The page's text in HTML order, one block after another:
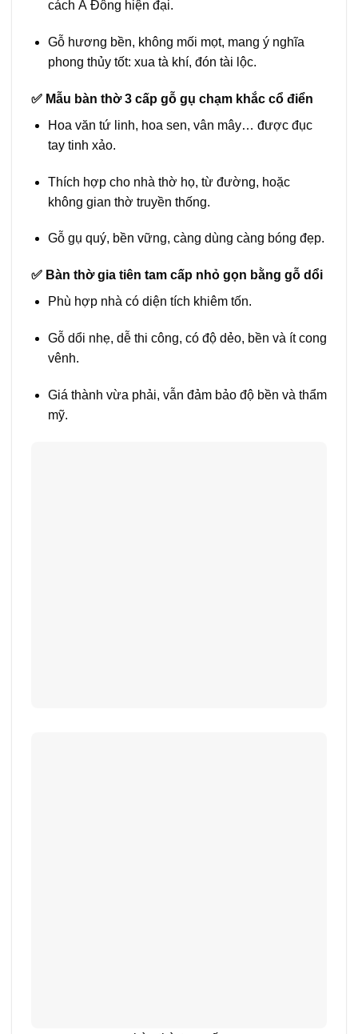
cách Á Đông hiện đại.
Gỗ hương bền, không mối mọt, mang ý nghĩa
phong thủy tốt: xua tà khí, đón tài lộc.
✅ Mẫu bàn thờ 3 cấp gỗ gụ chạm khắc cổ điển
Hoa văn tứ linh, hoa sen, vân mây… được đục
tay tinh xảo.
Thích hợp cho nhà thờ họ, từ đường, hoặc
không gian thờ truyền thống.
Gỗ gụ quý, bền vững, càng dùng càng bóng đẹp.
✅ Bàn thờ gia tiên tam cấp nhỏ gọn bằng gỗ dổi
Phù hợp nhà có diện tích khiêm tốn.
Gỗ dổi nhẹ, dễ thi công, có độ dẻo, bền và ít cong
vênh.
Giá thành vừa phải, vẫn đảm bảo độ bền và thẩm
mỹ.